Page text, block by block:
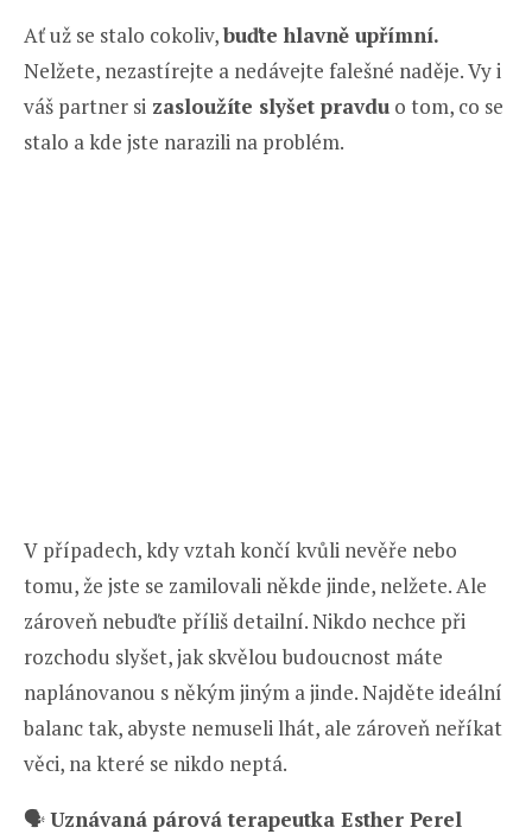
Ať už se stalo cokoliv,buďte hlavně upřímní.
Nelžete, nezastírejte a nedávejte falešné naděje. Vy i
váš partner si zasloužíte slyšet pravdu o tom, co se
stalo a kde jste narazili na problém.
V případech, kdy vztah končí kvůli nevěře nebo
tomu, že jste se zamilovali někde jinde, nelžete. Ale
zároveň nebuďte příliš detailní. Nikdo nechce při
rozchodu slyšet, jak skvělou budoucnost máte
naplánovanou s někým jiným a jinde. Najděte ideální
balanc tak, abyste nemuseli lhát, ale zároveň neříkat
věci, na které se nikdo neptá.
🗣️Uznávaná párová terapeutka Esther Perel